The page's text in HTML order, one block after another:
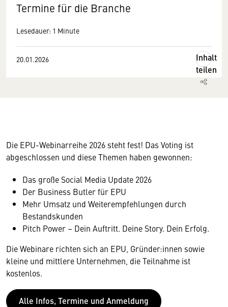
Termine für die Branche
Lesedauer: 1 Minute
20.01.2026
Inhalt
teilen
Die EPU-Webinarreihe 2026 steht fest! Das Voting ist
abgeschlossen und diese Themen haben gewonnen:
Das große Social Media Update 2026
Der Business Butler für EPU
Mehr Umsatz und Weiterempfehlungen durch
Bestandskunden
Pitch Power – Dein Auftritt. Deine Story. Dein Erfolg.
Die Webinare richten sich an EPU, Gründer:innen sowie
kleine und mittlere Unternehmen, die Teilnahme ist
kostenlos.
Alle Infos, Termine und Anmeldung